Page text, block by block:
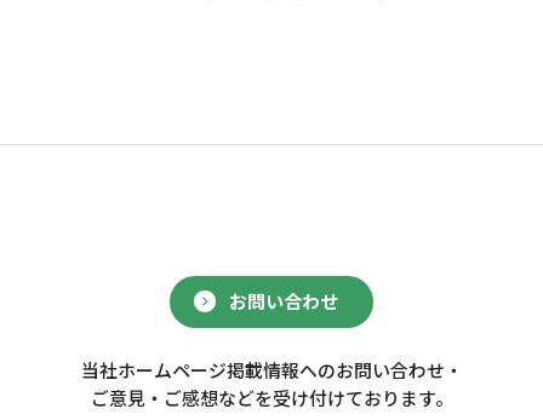
お問い合わせ
当社ホームページ掲載情報へのお問い合わせ・
ご意見・ご感想などを受け付けております。